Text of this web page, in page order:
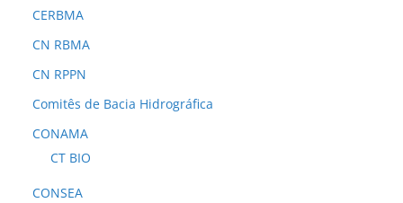
CERBMA
CN RBMA
CN RPPN
Comitês de Bacia Hidrográfica
CONAMA
CT BIO
CONSEA